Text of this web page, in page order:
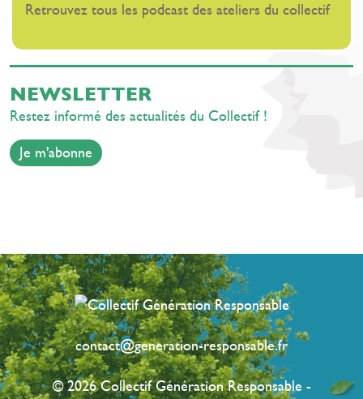
inspirants
Retrouvez tous les podcast des ateliers du collectif
NEWSLETTER
Restez informé des actualités du Collectif !
Je m'abonne
contact@generation-responsable.fr
© 2026 Collectif Génération Responsable -